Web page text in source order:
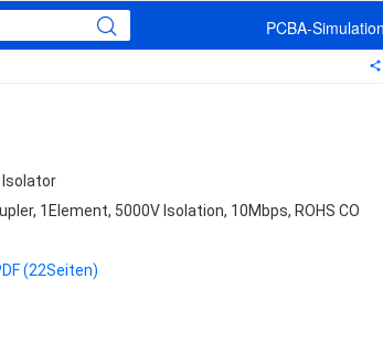
PCBA-
1Element, 5000V Isolation, 10Mbps, ROHS CO
(22Seiten)